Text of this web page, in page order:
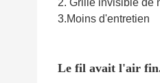
2. Grille invisible de
3.Moins d'entretien
Le fil avait l'air